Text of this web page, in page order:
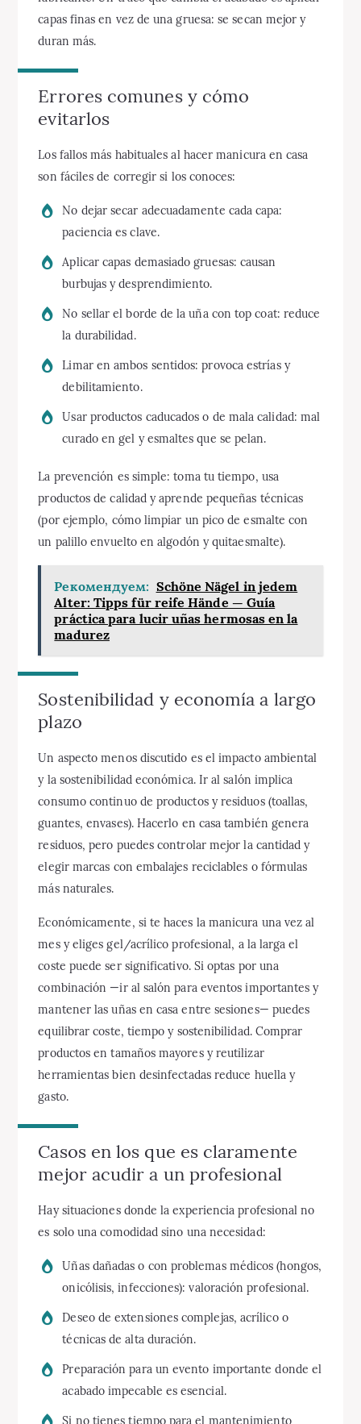
capas finas en vez de una gruesa: se secan mejor y
duran más.
Errores comunes y cómo
evitarlos
Los fallos más habituales al hacer manicura en casa
son fáciles de corregir si los conoces:
No dejar secar adecuadamente cada capa:
paciencia es clave.
Aplicar capas demasiado gruesas: causan
burbujas y desprendimiento.
No sellar el borde de la uña con top coat: reduce
la durabilidad.
Limar en ambos sentidos: provoca estrías y
debilitamiento.
Usar productos caducados o de mala calidad: mal
curado en gel y esmaltes que se pelan.
La prevención es simple: toma tu tiempo, usa
productos de calidad y aprende pequeñas técnicas
(por ejemplo, cómo limpiar un pico de esmalte con
un palillo envuelto en algodón y quitaesmalte).
Рекомендуем: Schöne Nägel in jedem
Alter: Tipps für reife Hände — Guía
práctica para lucir uñas hermosas en la
madurez
Sostenibilidad y economía a largo
plazo
Un aspecto menos discutido es el impacto ambiental
y la sostenibilidad económica. Ir al salón implica
consumo continuo de productos y residuos (toallas,
guantes, envases). Hacerlo en casa también genera
residuos, pero puedes controlar mejor la cantidad y
elegir marcas con embalajes reciclables o fórmulas
más naturales.
Económicamente, si te haces la manicura una vez al
mes y eliges gel/acrílico profesional, a la larga el
coste puede ser significativo. Si optas por una
combinación —ir al salón para eventos importantes y
mantener las uñas en casa entre sesiones— puedes
equilibrar coste, tiempo y sostenibilidad. Comprar
productos en tamaños mayores y reutilizar
herramientas bien desinfectadas reduce huella y
gasto.
Casos en los que es claramente
mejor acudir a un profesional
Hay situaciones donde la experiencia profesional no
es solo una comodidad sino una necesidad:
Uñas dañadas o con problemas médicos (hongos,
onicólisis, infecciones): valoración profesional.
Deseo de extensiones complejas, acrílico o
técnicas de alta duración.
Preparación para un evento importante donde el
acabado impecable es esencial.